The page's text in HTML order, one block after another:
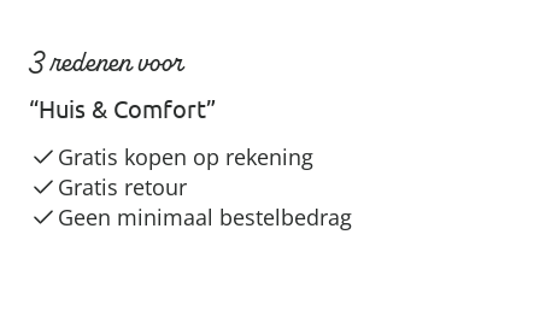
3 redenen voor
“Huis & Comfort”
Gratis kopen op rekening
Gratis retour
Geen minimaal bestelbedrag